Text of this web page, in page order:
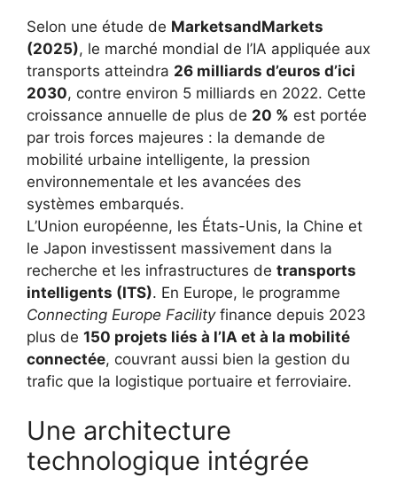
Selon une étude de MarketsandMarkets
(2025), le marché mondial de l’IA appliquée aux
transports atteindra 26 milliards d’euros d’ici
2030, contre environ 5 milliards en 2022. Cette
croissance annuelle de plus de 20 % est portée
par trois forces majeures : la demande de
mobilité urbaine intelligente, la pression
environnementale et les avancées des
systèmes embarqués.
L’Union européenne, les États-Unis, la Chine et
le Japon investissent massivement dans la
recherche et les infrastructures de transports
intelligents (ITS). En Europe, le programme
Connecting Europe Facilityfinance depuis 2023
plus de 150 projets liés à l’IA et à la mobilité
connectée, couvrant aussi bien la gestion du
trafic que la logistique portuaire et ferroviaire.
Une architecture
technologique intégrée